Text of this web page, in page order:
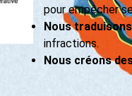
pour empêcher
Nous
infractions.
Nous créons